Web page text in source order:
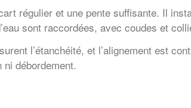
régulier et une pente suffisante. Il
sont raccordées, avec coudes et
l’étanchéité, et l’alignement est
débordement.